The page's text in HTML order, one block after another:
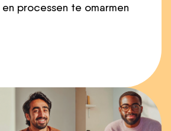
processen te omarmen